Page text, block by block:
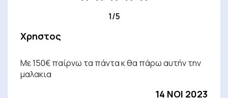
1/5
Χρηστος
Με 150€ παίρνω τα πάντα κ θα πάρω αυτήν την
μαλακια
14 NOI 2023